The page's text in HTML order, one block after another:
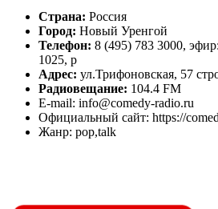
Страна: Россия
Город: Новый Уренгой
Телефон: 8 (495) 783 3000,
1025, р
Адрес: ул.Трифоновская, 57
Радиовещание: 104.4 FM
E-mail: info@comedy-radio.ru
Официальный сайт: https://
Жанр: pop,talk